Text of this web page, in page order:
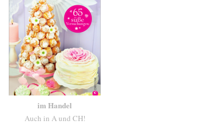
im Handel
Auch in A und CH!